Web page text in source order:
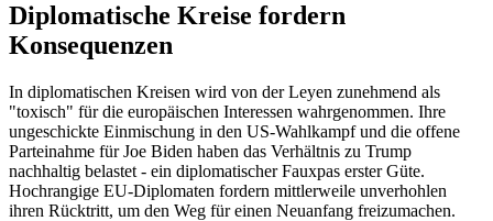
Diplomatische Kreise fordern
Konsequenzen
In diplomatischen Kreisen wird von der Leyen zunehmend als
"toxisch" für die europäischen Interessen wahrgenommen. Ihre
ungeschickte Einmischung in den US-Wahlkampf und die offene
Parteinahme für Joe Biden haben das Verhältnis zu Trump
nachhaltig belastet - ein diplomatischer Fauxpas erster Güte.
Hochrangige EU-Diplomaten fordern mittlerweile unverhohlen
ihren Rücktritt, um den Weg für einen Neuanfang freizumachen.